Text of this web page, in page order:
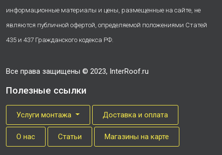
информационные материалы и цены, размещенные на сайте, не
являются публичной офертой, определяемой положениями Статей
435 и 437 Гражданского кодекса РФ.
Все права защищены © 2023, InterRoof.ru
Полезные ссылки
Услуги монтажа Доставка и оплата
О нас Cтатьи Магазины на карте